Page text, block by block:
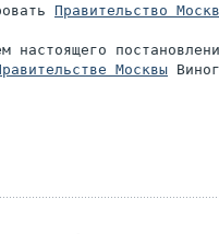
Правительство
настоящего
Москвы